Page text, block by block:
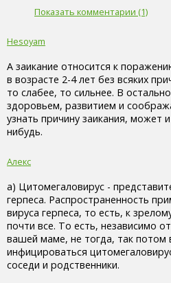
Показать комментарии (1)
Hesoyam
А заикание относится к
в возрасте 2-4 лет без всяких
то слабее, то сильнее. В
здоровьем, развитием и
узнать причину заикания, может
нибудь.
Алекс
а) Цитомегаловирус -
герпеса. Распространенность
вируса герпеса, то есть, к
почти все. То есть, независимо
вашей маме, не тогда, так потом
инфицироваться
соседи и родственники.